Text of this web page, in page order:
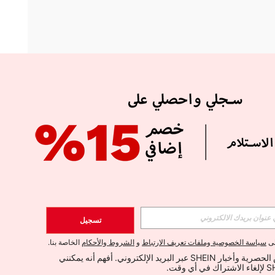
الإشتراك
اشتراك
تسجيل
سياسة الخصوصية وملفات تعريف الارتباط و الشروط والأحكام الخاصة بنا.
أود تلقي العروض الحصرية وأخبار SHEIN عبر البريد الإلكتروني. أفهم أنه يمكنني